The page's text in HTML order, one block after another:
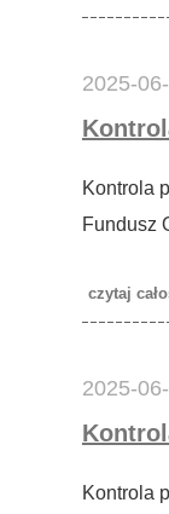
2025-
Kontrola
Fundusz
2025-
Kontrola